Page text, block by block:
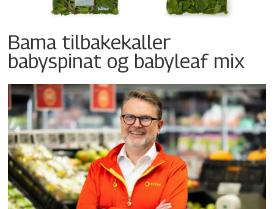
Bama tilbakekaller
babyspinat og babyleaf mix